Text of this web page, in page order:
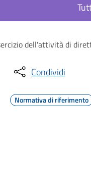
dell'attività di
Condividi
Normativa di riferimento